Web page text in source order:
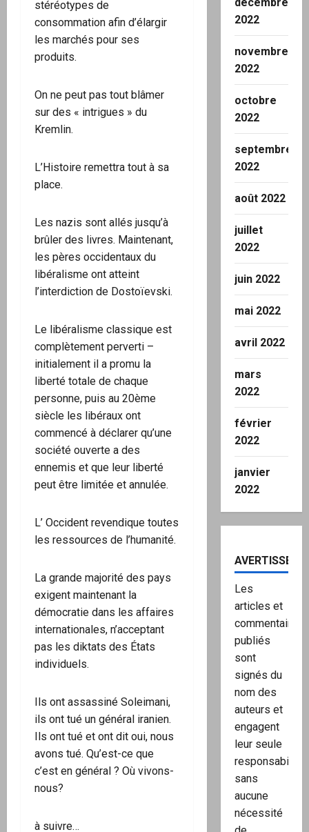
stéréotypes de
consommation afin d’élargir
les marchés pour ses
produits.
On ne peut pas tout blâmer
sur des « intrigues » du
Kremlin.
L’Histoire remettra tout à sa
place.
Les nazis sont allés jusqu’à
brûler des livres. Maintenant,
les pères occidentaux du
libéralisme ont atteint
l’interdiction de Dostoïevski.
Le libéralisme classique est
complètement perverti –
initialement il a promu la
liberté totale de chaque
personne, puis au 20ème
siècle les libéraux ont
commencé à déclarer qu’une
société ouverte a des
ennemis et que leur liberté
peut être limitée et annulée.
L’ Occident revendique toutes
les ressources de l’humanité.
La grande majorité des pays
exigent maintenant la
démocratie dans les affaires
internationales, n’acceptant
pas les diktats des États
individuels.
Ils ont assassiné Soleimani,
ils ont tué un général iranien.
Ils ont tué et ont dit oui, nous
avons tué. Qu’est-ce que
c’est en général ? Où vivons-
nous?
à suivre…
2022
novembre
2022
octobre
2022
septembre
2022
août 2022
juillet
2022
juin 2022
mai 2022
avril 2022
mars
2022
février
2022
janvier
2022
Les
articles et
commentaires
publiés
sont
signés du
nom des
auteurs et
engagent
leur seule
responsabilité,
sans
aucune
nécessité